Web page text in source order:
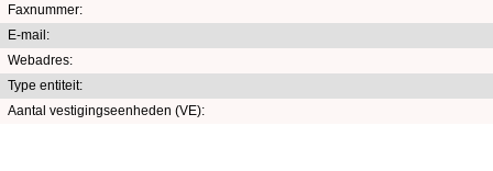
Faxnummer:
E-mail:
Webadres:
Type entiteit:
Aantal vestigingseenheden (VE):